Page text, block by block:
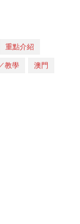
重點介紹
教學
澳門